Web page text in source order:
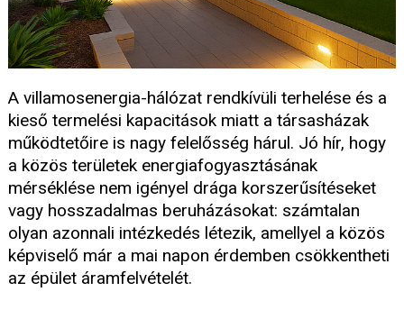
A villamosenergia-hálózat rendkívüli terhelése és a
kieső termelési kapacitások miatt a társasházak
működtetőire is nagy felelősség hárul. Jó hír, hogy
a közös területek energiafogyasztásának
mérséklése nem igényel drága korszerűsítéseket
vagy hosszadalmas beruházásokat: számtalan
olyan azonnali intézkedés létezik, amellyel a közös
képviselő már a mai napon érdemben csökkentheti
az épület áramfelvételét.